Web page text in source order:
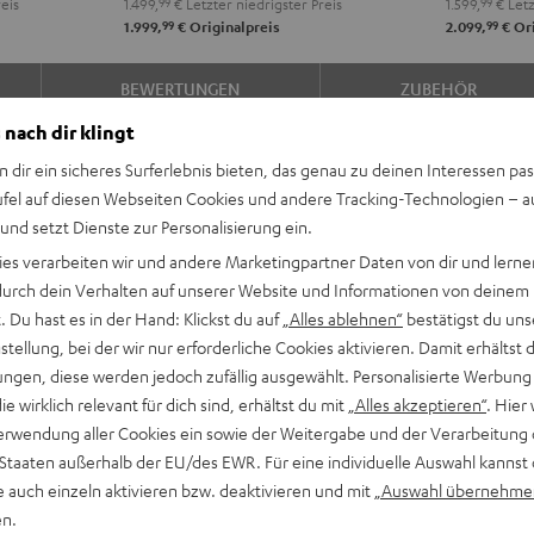
DAB
"5.1-
Set"
Schwarz
DAB
"5.1-
Set"
Weiß
1.999,99€Originalpreis
A2A
"5.1-
Set"
Schwarz
A2A
"5.1-
Set"
2.099,99 €
BEWERTUNGEN ZUBEHÖR
ein und
legendäre Teufel Bass
in Europa.
für beeindruckenden,
in Räumen bis 35 m²
nach dir klingt
dir ein sicheres Surferlebnis bieten, das genau zu deinen Interessen
auf diesen Webseiten Cookies und andere Tracking-Technologien –
setzt Dienste zur Personalisierung ein.
verarbeiten wir und andere Marketingpartner Daten von dir und
dein Verhalten auf unserer Website und Informationen von deinem
Du hast es in der Hand: Klickst du auf „Alles ablehnen“ bestätigst du
bei der wir nur erforderliche Cookies aktivieren. Damit erhältst
diese werden jedoch zufällig ausgewählt. Personalisierte
wirklich relevant für dich sind, erhältst du mit „Alles akzeptieren“. Hier
aller Cookies ein sowie der Weitergabe und der Verarbeitung
außerhalb der EU/des EWR. Für eine individuelle Auswahl kannst
auch einzeln aktivieren bzw. deaktivieren und mit „Auswahl